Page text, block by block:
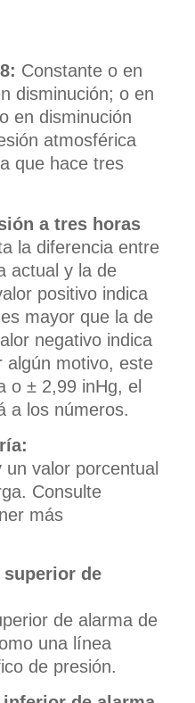
Constante o en
disminución; o en
en disminución
atmosférica
que hace tres
a tres horas
la diferencia entre
actual y la de
positivo indica
mayor que la de
negativo indica
algún motivo, este
o ± 2,99 inHg, el
a los números.
valor porcentual
Consulte
más
superior de
de alarma de
una línea
de presión.